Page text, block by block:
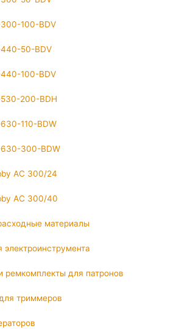
100-BDV
50-BDV
100-BDV
200-BDH
110-BDW
300-BDW
AC 300/24
AC 300/40
материалы
электроинструмента
ремкомплекты для патронов
триммеров